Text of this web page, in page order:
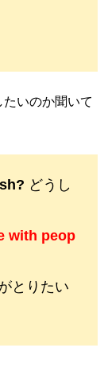
いのか聞いて
どうし
with peop
とりたい